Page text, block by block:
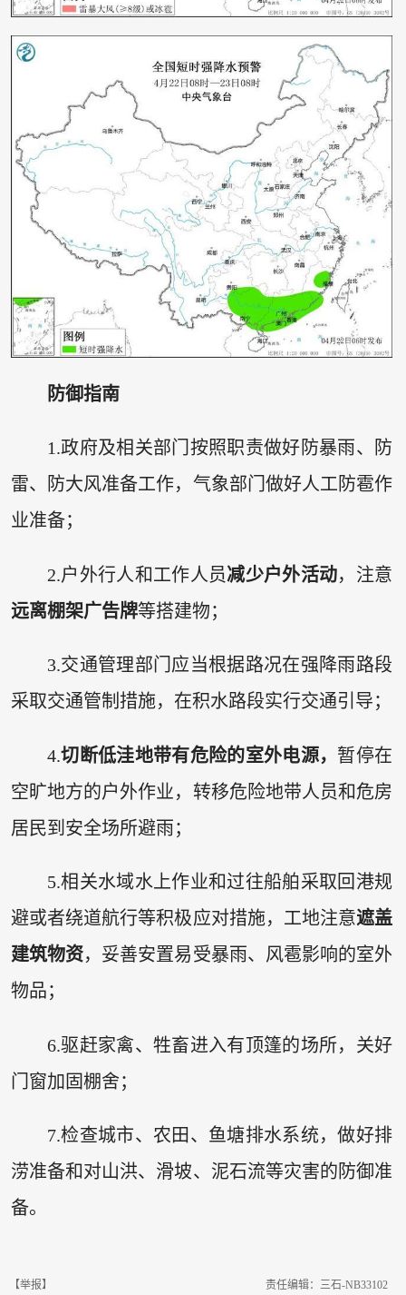
防御指南
1.政府及相关部门按照职责做好防暴雨、防
雷、防大风准备工作，气象部门做好人工防雹作
业准备；
2.户外行人和工作人员减少户外活动，注意
远离棚架广告牌等搭建物；
3.交通管理部门应当根据路况在强降雨路段
采取交通管制措施，在积水路段实行交通引导；
4.切断低洼地带有危险的室外电源， 暂停在
空旷地方的户外作业，转移危险地带人员和危房
居民到安全场所避雨；
5.相关水域水上作业和过往船舶采取回港规
避或者绕道航行等积极应对措施，工地注意遮盖
建筑物资，妥善安置易受暴雨、风雹影响的室外
物品；
6.驱赶家禽、牲畜进入有顶篷的场所，关好
门窗加固棚舍；
7.检查城市、农田、鱼塘排水系统，做好排
涝准备和对山洪、滑坡、泥石流等灾害的防御准
备。
【举报】 责任编辑：三石-NB33102